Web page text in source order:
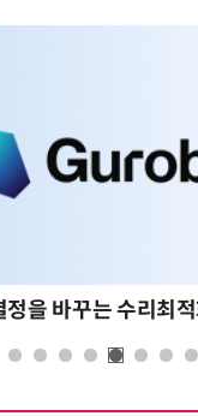
미나: 폭증하는 AI 토